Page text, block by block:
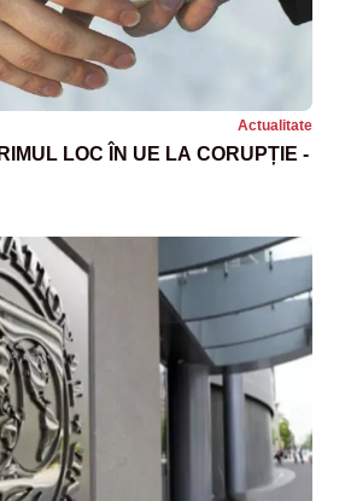
Actualitate
LOC ÎN UE LA CORUPȚIE -